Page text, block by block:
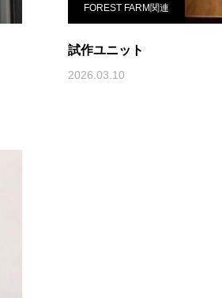
FOREST FARM関連
試作ユニット
2026.03.10